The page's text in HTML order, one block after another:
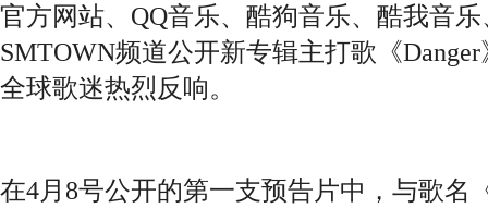
官方网站、QQ音乐、酷狗音乐、酷我音乐
SMTOWN频道公开新专辑主打歌《
全球歌迷热烈反响。
在4月8号公开的第一支预告片中，与歌名